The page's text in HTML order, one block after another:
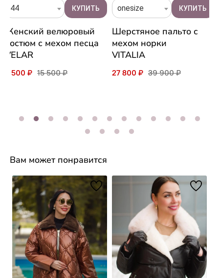
44
Женский велюровый
костюм с мехом песца
VELAR
8 500 ₽ 15 500 ₽
onesize
Шерстяное пальто с
мехом норки
VITALIA
27 800 ₽ 39 900 ₽
Вам может понравится